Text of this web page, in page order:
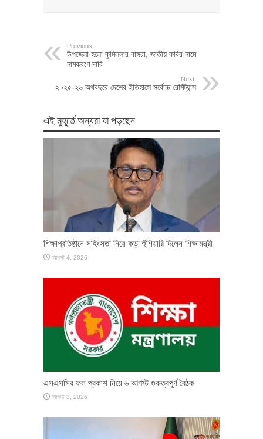
Previous:
উপজেলা হলো কুমিল্লার বাঙ্গরা, জাতীয় কবির নামে
নামকরণে দাবি
Next:
২০২৫-২৬ অর্থবছরে দেশের ইতিহাসে সর্বোচ্চ রেমিট্যান্স
এই মুহূর্তে অন্যরা যা পড়ছেন
শিক্ষাপ্রতিষ্ঠানে সহিংসতা নিয়ে কড়া হুঁশিয়ারি দিলেন শিক্ষামন্ত্রী
আগস্ট 4, 2026
এসএসসির ফল প্রকাশ নিয়ে ৬ আগস্ট গুরুত্বপূর্ণ বৈঠক
আগস্ট 3, 2026